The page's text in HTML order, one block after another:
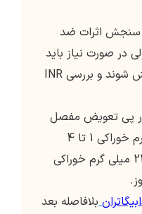
سنجش اثرات ضد
در صورت نیاز باید
فاکتورهای PTT یا ECT سنجش شوند و بررسی INR
در پی تعویض مفصل
ران ( پروفیلاکسی): 110 میلی گرم خوراکی 1 تا 4
ساعت بعد از جراحی سپس 220 میلی گرم خوراکی
بلافاصله بعد